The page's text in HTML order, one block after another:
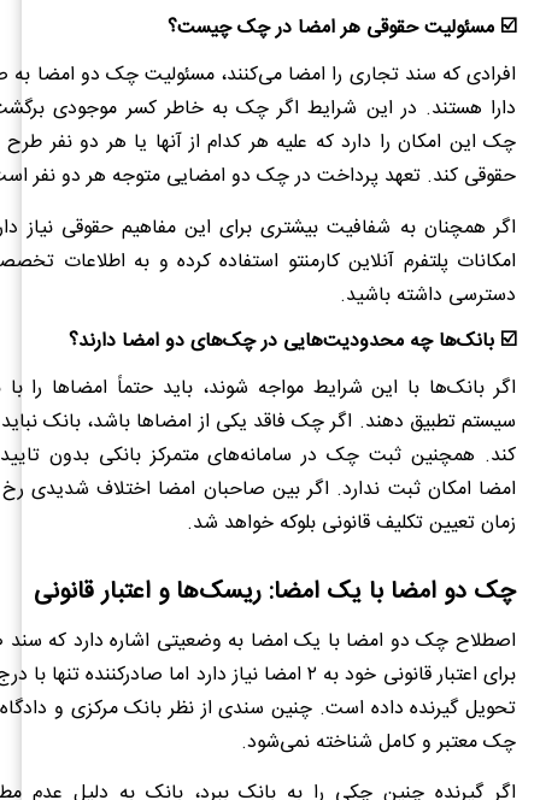
☑️ مسئولیت حقوقی هر امضا در چک چیست؟
افرادی که سند تجاری را امضا می‌کنند، مسئولیت چک دو امضا به
دارا هستند. در این شرایط اگر چک به خاطر کسر موجودی برگشت
چک این امکان را دارد که علیه هر کدام از آنها یا هر دو نفر
حقوقی کند. تعهد پرداخت در چک دو امضایی متوجه هر دو نفر
اگر همچنان به شفافیت بیشتری برای این مفاهیم حقوقی نیاز
امکانات پلتفرم آنلاین کارمنتو استفاده کرده و به اطلاعات
دسترسی داشته باشید.
☑️ بانک‌ها چه محدودیت‌هایی در چک‌های دو امضا دارند؟
اگر بانک‌ها با این شرایط مواجه شوند، باید حتماً امضاها را
سیستم تطبیق دهند. اگر چک فاقد یکی از امضاها باشد، بانک
کند. همچنین ثبت چک در سامانه‌های متمرکز بانکی بدون
امضا امکان ثبت ندارد. اگر بین صاحبان امضا اختلاف شدیدی
زمان تعیین تکلیف قانونی بلوکه خواهد شد.
چک دو امضا با یک امضا: ریسک‌ها و اعتبار قانونی
اصطلاح چک دو امضا با یک امضا به وضعیتی اشاره دارد که سند
برای اعتبار قانونی خود به ۲ امضا نیاز دارد اما صادرکننده
تحویل گیرنده داده است. چنین سندی از نظر بانک مرکزی و
چک معتبر و کامل شناخته نمی‌شود.